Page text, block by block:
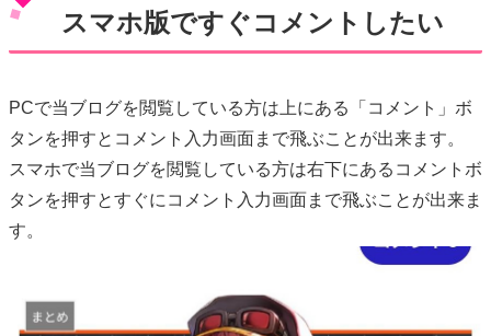
スマホ版ですぐコメントしたい
PCで当ブログを閲覧している方は上にある「コメント」ボ
タンを押すとコメント入力画面まで飛ぶことが出来ます。
スマホで当ブログを閲覧している方は右下にあるコメントボ
タンを押すとすぐにコメント入力画面まで飛ぶことが出来ま
す。